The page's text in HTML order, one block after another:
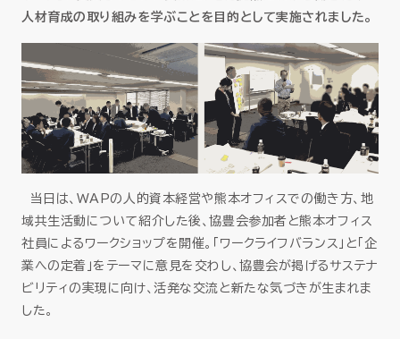
資料ダウンロード
EN
人材育成の取り組みを学ぶことを目的として実施されました。
当日は、WAPの人的資本経営や熊本オフィスでの働き方、地
域共生活動について紹介した後、協豊会参加者と熊本オフィス
社員によるワークショップを開催。「ワークライフバランス」と「企
業への定着」をテーマに意見を交わし、協豊会が掲げるサステナ
ビリティの実現に向け、活発な交流と新たな気づきが生まれま
した。